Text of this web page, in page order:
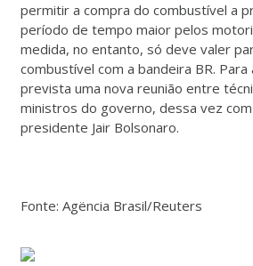
permitir a compra do combustível a
período de tempo maior pelos
medida, no entanto, só deve valer
combustível com a bandeira BR. Para
prevista uma nova reunião entre
ministros do governo, dessa vez
presidente Jair Bolsonaro.
Fonte: Agëncia Brasil/Reuters